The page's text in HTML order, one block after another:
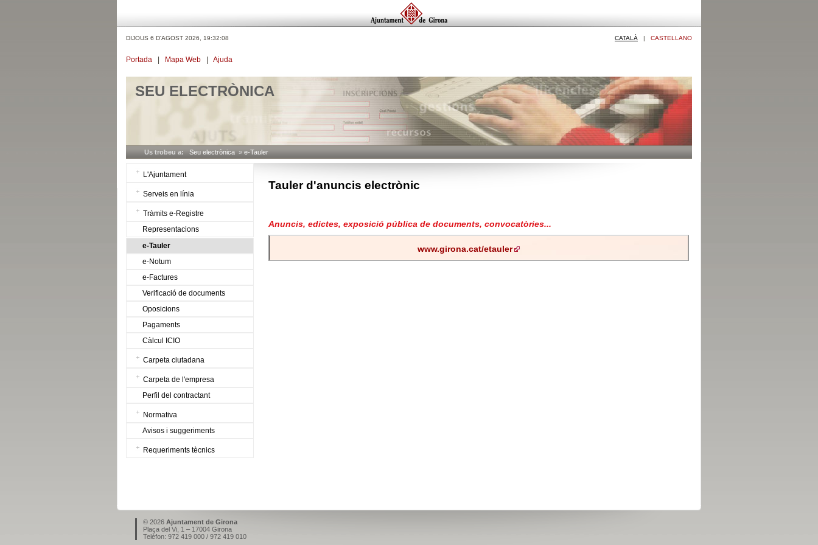
DIJOUS 6 D'AGOST 2026, 19:32:08 CATALÀ | CASTELLANO
Portada Mapa Web Ajuda
SEU ELECTRÒNICA
Us trobeu a: Seu electrònica » e-Tauler
L'Ajuntament
Serveis en línia
Tràmits e-Registre
Representacions
e-Tauler
e-Notum
e-Factures
Verificació de documents
Oposicions
Pagaments
Càlcul ICIO
Carpeta ciutadana
Carpeta de l'empresa
Perfil del contractant
Normativa
Avisos i suggeriments
Requeriments tècnics
Tauler d'anuncis electrònic
Anuncis, edictes, exposició pública de documents, convocatòries...
www.girona.cat/etauler
© 2026 Ajuntament de Girona
Plaça del Vi, 1 – 17004 Girona
Telèfon: 972 419 000 / 972 419 010